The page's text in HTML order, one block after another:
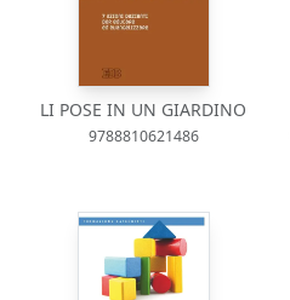
LI POSE IN UN GIARDINO
9788810621486